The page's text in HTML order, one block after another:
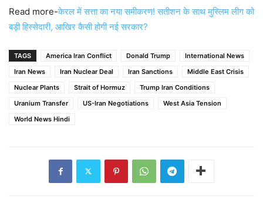
Read more-केरल में सत्ता का नया समीकरण! सतीशन के साथ मुस्लिम लीग को
बड़ी हिस्सेदारी, आखिर कैसी होगी नई सरकार?
TAGS America Iran Conflict Donald Trump
International News
Iran News
Iran Nuclear Deal Iran Sanctions
Middle East Crisis
Nuclear Plants
Strait of Hormuz
Trump Iran Conditions
Uranium Transfer
US-Iran Negotiations
West Asia Tension
World News Hindi